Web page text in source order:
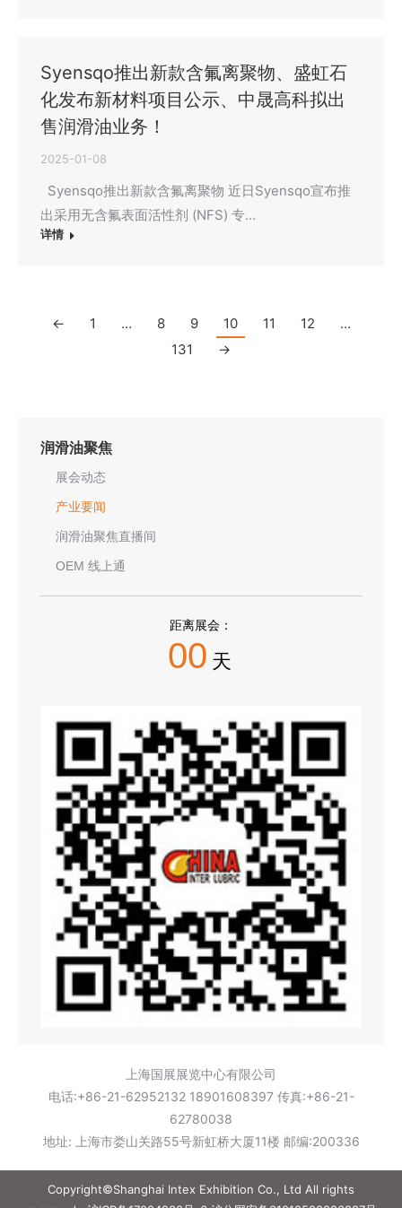
Syensqo推出新款含氟离聚物、盛虹石
化发布新材料项目公示、中晟高科拟出
售润滑油业务！
2025-01-08
Syensqo推出新款含氟离聚物 近日Syensqo宣布推
出采用无含氟表面活性剂 (NFS) 专…
详情
← 1 … 8 9 10 11 12
…
131
→
润滑油聚焦
展会动态
产业要闻
润滑油聚焦直播间
OEM 线上通
距离展会：
00 天
上海国展展览中心有限公司
电话:+86-21-62952132 18901608397 传真:+86-21-
62780038
地址: 上海市娄山关路55号新虹桥大厦11楼 邮编:200336
Copyright©Shanghai Intex Exhibition Co., Ltd All rights